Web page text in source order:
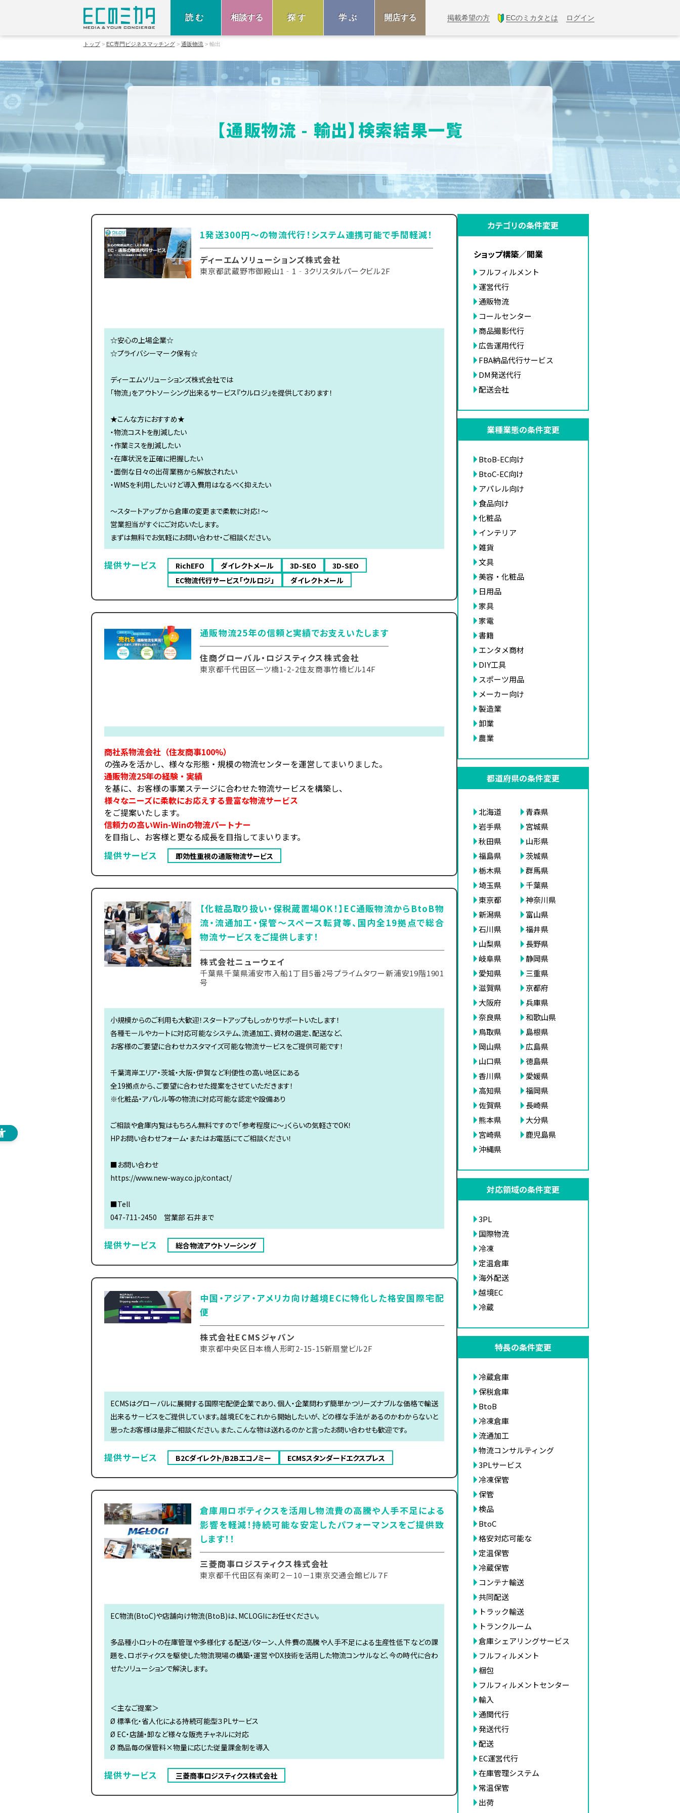
読む 相談する 探す 学ぶ 開店する 掲載希望の方 ECのミカタとは ログイン
トップ EC専門ビジネスマッチング 通販物流 輸出
【通販物流 - 輸出】検索結果一覧
1発送300円～の物流代行！システム連携可能で手間軽減！
ディーエムソリューションズ株式会社
東京都武蔵野市御殿山1‐1‐3クリスタルパークビル2F
☆安心の上場企業☆
☆プライバシーマーク保有☆
ディーエムソリューションズ株式会社では
「物流」をアウトソーシング出来るサービス『ウルロジ』を提供しております！
★こんな方におすすめ★
・物流コストを削減したい
・作業ミスを削減したい
・在庫状況を正確に把握したい
・面倒な日々の出荷業務から解放されたい
・WMSを利用したいけど導入費用はなるべく抑えたい
～スタートアップから倉庫の変更まで柔軟に対応！～
営業担当がすぐにご対応いたします。
まずは無料でお気軽にお問い合わせ・ご相談ください。
提供サービス RichEFO ダイレクトメール 3D-SEO
3D-SEO
EC物流代行サービス「ウルロジ」
ダイレクトメール
通販物流25年の信頼と実績でお支えいたします
住商グローバル・ロジスティクス株式会社
東京都千代田区一ツ橋1-2-2住友商事竹橋ビル14F
商社系物流会社（住友商事100%）
の強みを活かし、様々な形態・規模の物流センターを運営してまいりました。
通販物流25年の経験・実績
を基に、お客様の事業ステージに合わせた物流サービスを構築し、
様々なニーズに柔軟にお応えする豊富な物流サービス
をご提案いたします。
信頼力の高いWin-Winの物流パートナー
を目指し、お客様と更なる成長を目指してまいります。
提供サービス 即効性重視の通販物流サービス
【化粧品取り扱い・保税蔵置場OK！】EC通販物流からBtoB物
流・流通加工・保管～スペース転貸等、国内全19拠点で総合
物流サービスをご提供します！
株式会社ニューウェイ
千葉県千葉県浦安市入船1丁目5番2号プライムタワー新浦安19階1901
号
小規模からのご利用も大歓迎！スタートアップもしっかりサポートいたします！
各種モールやカートに対応可能なシステム、流通加工、資材の選定、配送など、
お客様のご要望に合わせカスタマイズ可能な物流サービスをご提供可能です！
千葉湾岸エリア・茨城・大阪・伊賀など利便性の高い地区にある
全19拠点から、ご要望に合わせた提案をさせていただきます！
※化粧品・アパレル等の物流に対応可能な認定や設備あり
ご相談や倉庫内覧はもちろん無料ですので「参考程度に～」くらいの気軽さでOK！
HPお問い合わせフォーム・またはお電話にてご相談ください！
■お問い合わせ
https://www.new-way.co.jp/contact/
■Tell
047-711-2450 営業部 石井まで
提供サービス 総合物流アウトソーシング
中国・アジア・アメリカ向け越境ECに特化した格安国際宅配
便
株式会社ECMSジャパン
東京都中央区日本橋人形町2-15-15新扇堂ビル2F
ECMSはグローバルに展開する国際宅配便企業であり、個人・企業問わず簡単かつリーズナブルな価格で輸送
出来るサービスをご提供しています。越境ECをこれから開始したいが、どの様な手法があるのか​わからないと
思ったお客様は是非ご相談ください。​また、こんな物は送れるのかと言った​お問い合わせも歓迎です。​
提供サービス B2Cダイレクト/B2Bエコノミー ECMSスタンダードエクスプレス
倉庫用ロボティクスを活用し物流費の高騰や人手不足による
影響を軽減！持続可能な安定したパフォーマンスをご提供致
します！！
三菱商事ロジスティクス株式会社
東京都千代田区有楽町２－10－1東京交通会館ビル７F
EC物流(BtoC)や店舗向け物流(BtoB)は、MCLOGIにお任せください。
多品種小ロットの在庫管理や多様化する配送パターン、人件費の高騰や人手不足による生産性低下などの課
題を、ロボティクスを駆使した物流現場の構築・運営やDX技術を活用した物流コンサルなど、今の時代に合わ
せたソリューションで解決します。
＜主なご提案＞
Ø 標準化・省人化による持続可能型３PLサービス
Ø EC・店舗・卸など様々な販売チャネルに対応
Ø 商品毎の保管料×物量に応じた従量課金制を導入
提供サービス 三菱商事ロジスティクス株式会社
カテゴリの条件変更
ショップ構築／開業
フルフィルメント
運営代行
通販物流
コールセンター
商品撮影代行
広告運用代行
FBA納品代行サービス
DM発送代行
配送会社
業種業態の条件変更
BtoB-EC向け
BtoC-EC向け
アパレル向け
食品向け
化粧品
インテリア
雑貨
文具
美容・化粧品
日用品
家具
家電
書籍
エンタメ商材
DIY工具
スポーツ用品
メーカー向け
製造業
卸業
農業
都道府県の条件変更
北海道
青森県
岩手県
宮城県
秋田県
山形県
福島県
茨城県
栃木県
群馬県
埼玉県
千葉県
東京都
神奈川県
新潟県
富山県
石川県
福井県
山梨県
長野県
岐阜県
静岡県
愛知県
三重県
滋賀県
京都府
大阪府
兵庫県
奈良県
和歌山県
鳥取県
島根県
岡山県
広島県
山口県
徳島県
香川県
愛媛県
高知県
福岡県
佐賀県
長崎県
熊本県
大分県
宮崎県
鹿児島県
沖縄県
対応領域の条件変更
3PL
国際物流
冷凍
定温倉庫
海外配送
越境EC
冷蔵
特長の条件変更
冷蔵倉庫
保税倉庫
BtoB
冷凍倉庫
流通加工
物流コンサルティング
3PLサービス
冷凍保管
保管
検品
BtoC
格安対応可能な
定温保管
冷蔵保管
コンテナ輸送
共同配送
トラック輸送
トランクルーム
倉庫シェアリングサービス
フルフィルメント
梱包
フルフィルメントセンター
輸入
通関代行
発送代行
配送
EC運営代行
在庫管理システム
常温保管
出荷